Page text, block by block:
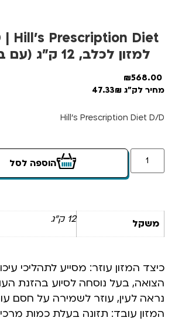
למזון לכלב, 12 ק”ג (עם ברווז ואורז)
568.00
₪
מחיר לק"ג 47.33₪
Hill’s Prescription Diet D/D
הוספה לסל
משקל 12 ק"ג
כיצד המזון עוזר: מסייע לתהליכי
הצואה, בעל נוסחה לסיוע בהזנת
נראה לעין, עוזר לשמירה על חסם
המזון עובד: תזונה בעלת כמות